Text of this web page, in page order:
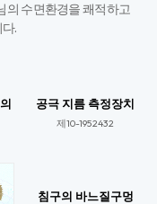
의 수면환경을 쾌적하고
.
공극 지름 측정장치
제10-1952432
침구의 바느질구멍